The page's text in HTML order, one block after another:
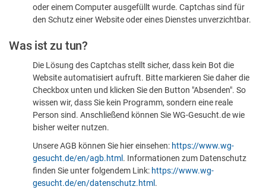
sind
oder einem Computer ausgefüllt wurde. Captchas sind für
den Schutz einer Website oder eines Dienstes unverzichtbar.
Was ist zu tun?
Die Lösung des Captchas stellt sicher, dass kein Bot die
Website automatisiert aufruft. Bitte markieren Sie daher die
Checkbox unten und klicken Sie den Button "Absenden". So
wissen wir, dass Sie kein Programm, sondern eine reale
Person sind. Anschließend können Sie WG-Gesucht.de wie
bisher weiter nutzen.
Unsere AGB können Sie hier einsehen: https://www.wg-
gesucht.de/en/agb.html . Informationen zum Datenschutz
finden Sie unter folgendem Link: https://www.wg-
gesucht.de/en/datenschutz.html .